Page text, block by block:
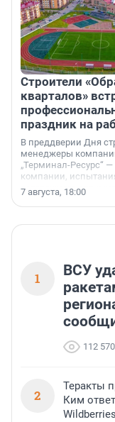
Строители
кварталов»
праздник на
В преддверии Дня
менеджеры
„Терминал-Ресурс“
компании,
осторожного
7 августа, 18:00
1
ВСУ
112 570
2
Теракты
Ким
Wildberries